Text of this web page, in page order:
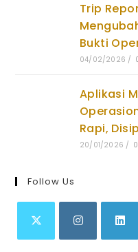
Trip
Bukti
04/02/2026 /
Aplikasi
Rapi,
20/01/2026 /
Follow Us